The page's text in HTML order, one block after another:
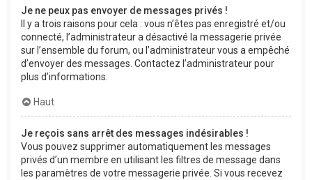
Je ne peux pas envoyer de messages privés !
Il y a trois raisons pour cela : vous n’êtes pas enregistré et/ou
connecté, l’administrateur a désactivé la messagerie privée
sur l’ensemble du forum, ou l’administrateur vous a empêché
d’envoyer des messages. Contactez l’administrateur pour
plus d’informations.
Haut
Je reçois sans arrêt des messages indésirables !
Vous pouvez supprimer automatiquement les messages
privés d’un membre en utilisant les filtres de message dans
les paramètres de votre messagerie privée. Si vous recevez